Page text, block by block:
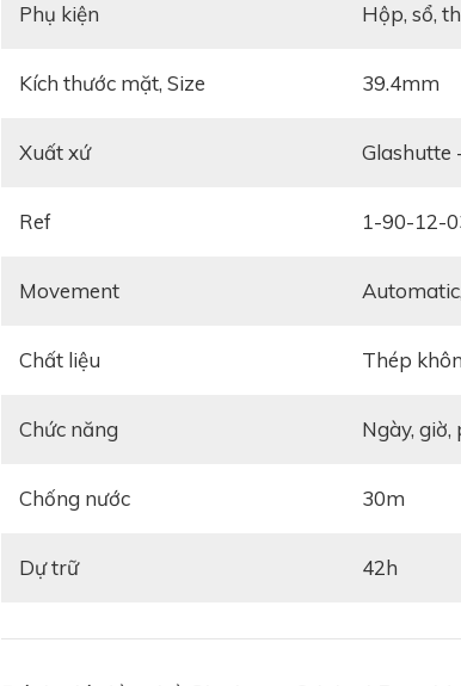
Phụ kiện hộp, sổ,
Kích thước mặt, Size 39.4mm
Xuất xứ
Ref 1-90-12-
Movement
Chất liệu Thép
Chức năng Ngày,
Chống nước 30m
Dự trữ 42h